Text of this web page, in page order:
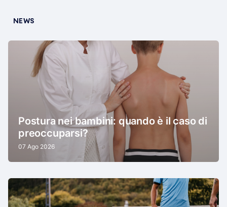
NEWS
Postura nei bambini: quando è il caso di
preoccuparsi?
07 Ago 2026